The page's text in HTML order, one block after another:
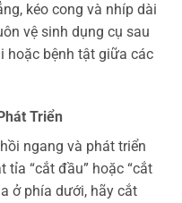
kéo cong và nhíp dài
vệ sinh dụng cụ sau
hoặc bệnh tật giữa các
Triển
ngang và phát triển
tỉa “cắt đầu” hoặc “cắt
ở phía dưới, hãy cắt